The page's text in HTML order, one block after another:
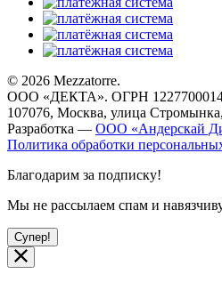
© 2026 Mezzatorre.
ООО «ДЕКТА». ОГРН
107076, Москва, улица
Разработка — ООО «Андерскай
Политика обработки
Благодарим за подписку!
Мы не рассылаем спам и
Супер!